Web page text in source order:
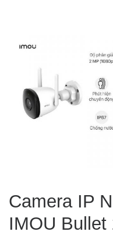
Camera IP
IMOU Bullet